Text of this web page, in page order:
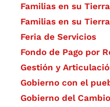
Familias en su Tierra
Familias en su Tierra
Feria de Servicios
Fondo de Pago por
Gestión y
Gobierno con el
Gobierno del Cambio